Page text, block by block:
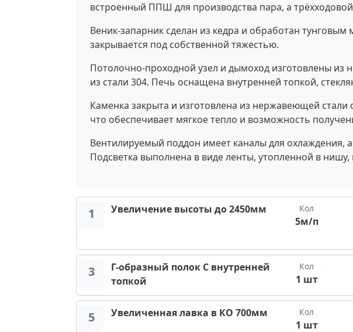
встроенный ППШ для производства пара, а
Веник-запарник сделан из кедра и обработан
закрывается под собственной тяжестью.
Потолочно-проходной узел и дымоход изготовлены
из стали 304. Печь оснащена внутренней топкой,
Каменка закрыта и изготовлена из нержавеющей стали
что обеспечивает мягкое тепло и возможность
Вентилируемый поддон имеет каналы для охлаждения,
Подсветка выполнена в виде ленты, утопленной в
1 Увеличение высоты до 2450мм Кол
5м/п
3
Г-образный полок С внутренней
топкой
Кол
1 шт
5 Увеличенная лавка в КО 700мм Кол
1 шт